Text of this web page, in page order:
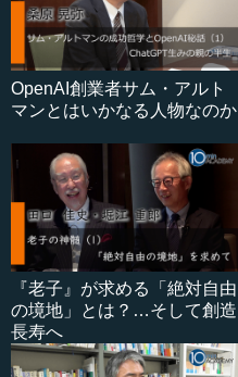
OpenAI創業者サム・アルト
マンとはいかなる人物なのか
『老子』が求める「絶対自由
の境地」とは？…そして創造
長寿へ